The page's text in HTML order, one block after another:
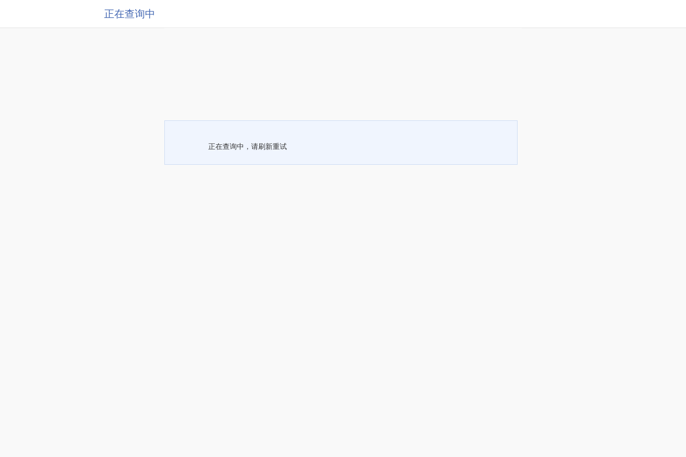
正在查询中
正在查询中，请刷新重试